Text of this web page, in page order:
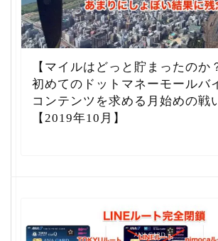
【マイルはどっと貯まったのか
初めてのドットマネーモールバ
コンテンツを求める月始めの戦
【2019年10月】